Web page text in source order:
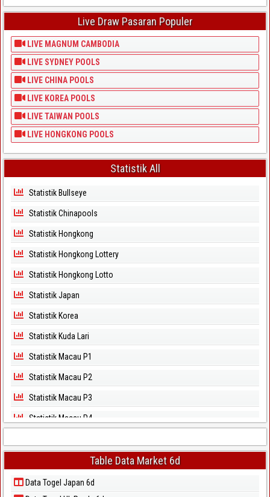
Live Draw Pasaran Populer
LIVE MAGNUM CAMBODIA
LIVE SYDNEY POOLS
LIVE CHINA POOLS
LIVE KOREA POOLS
LIVE TAIWAN POOLS
LIVE HONGKONG POOLS
Statistik All
Statistik Bullseye
Statistik Chinapools
Statistik Hongkong
Statistik Hongkong Lottery
Statistik Hongkong Lotto
Statistik Japan
Statistik Korea
Statistik Kuda Lari
Statistik Macau P1
Statistik Macau P2
Statistik Macau P3
Statistik Macau P4
Statistik Magnum Cambodia
Statistik North Carolina Day
Table Data Market 6d
Data Togel Japan 6d